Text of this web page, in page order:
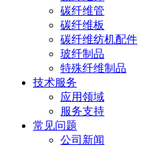
碳纤维管
碳纤维板
碳纤维纺机配件
玻纤制品
特殊纤维制品
技术服务
应用领域
服务支持
常见问题
公司新闻